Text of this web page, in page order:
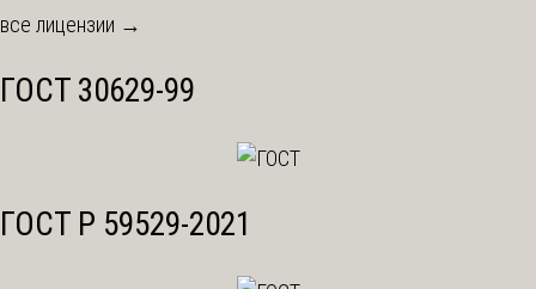
все лицензии →
ГОСТ 30629-99
ГОСТ Р 59529-2021